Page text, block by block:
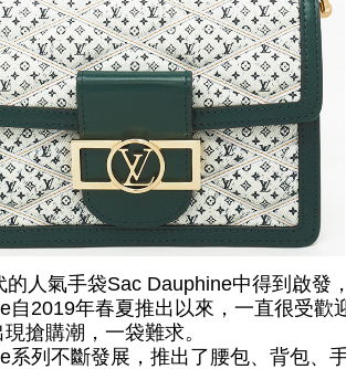
的人氣手袋Sac Dauphine中得到啟發，
自2019年春夏推出以來，一直很受歡
搶購潮，一袋難求。
系列不斷發展，推出了腰包、背包、